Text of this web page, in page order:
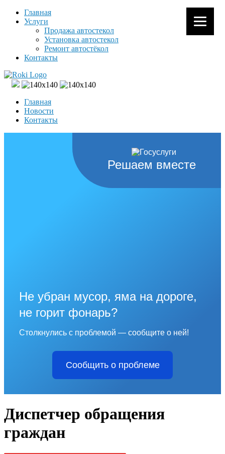
Главная
Услуги
Продажа автостекол
Установка автостекол
Ремонт автостёкол
Контакты
Главная
Новости
Контакты
Решаем вместе
Не убран мусор, яма на дороге,
не горит фонарь?
Столкнулись с проблемой — сообщите о ней!
Сообщить о проблеме
Диспетчер обращения
граждан